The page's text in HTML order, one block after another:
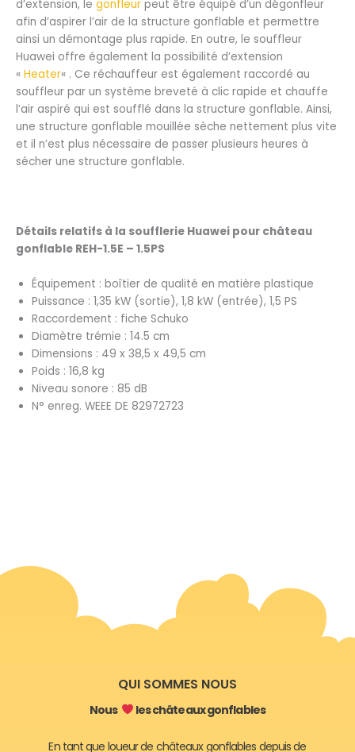
d’extension, le gonfleur peut être équipé d’un dégonfleur
afin d’aspirer l’air de la structure gonflable et permettre
ainsi un démontage plus rapide. En outre, le souffleur
Huawei offre également la possibilité d’extension
« Heater« . Ce réchauffeur est également raccordé au
souffleur par un système breveté à clic rapide et chauffe
l’air aspiré qui est soufflé dans la structure gonflable. Ainsi,
une structure gonflable mouillée sèche nettement plus vite
et il n’est plus nécessaire de passer plusieurs heures à
sécher une structure gonflable.
Détails relatifs à la soufflerie Huawei pour château
gonflable REH-1.5E – 1.5PS
Équipement : boîtier de qualité en matière plastique
Puissance : 1,35 kW (sortie), 1,8 kW (entrée), 1,5 PS
Raccordement : fiche Schuko
Diamètre trémie : 14.5 cm
Dimensions : 49 x 38,5 x 49,5 cm
Poids : 16,8 kg
Niveau sonore : 85 dB
N° enreg. WEEE DE 82972723
QUI SOMMES NOUS
Nous les châteaux gonflables
En tant que loueur de châteaux gonflables depuis de